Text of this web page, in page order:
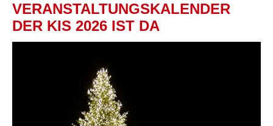
VERANSTALTUNGSKALENDER
DER KIS 2026 IST DA